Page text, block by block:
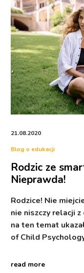
21.08.2020
Blog o edukacji
Rodzic ze
Nieprawda!
Rodzice! Nie
nie niszczy relacji
na ten temat
of Child
read more